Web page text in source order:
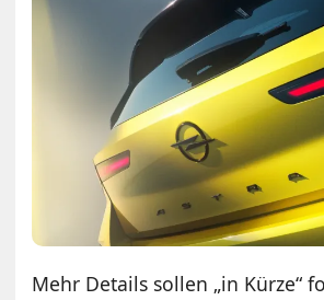
Mehr Details sollen „in Kürze“